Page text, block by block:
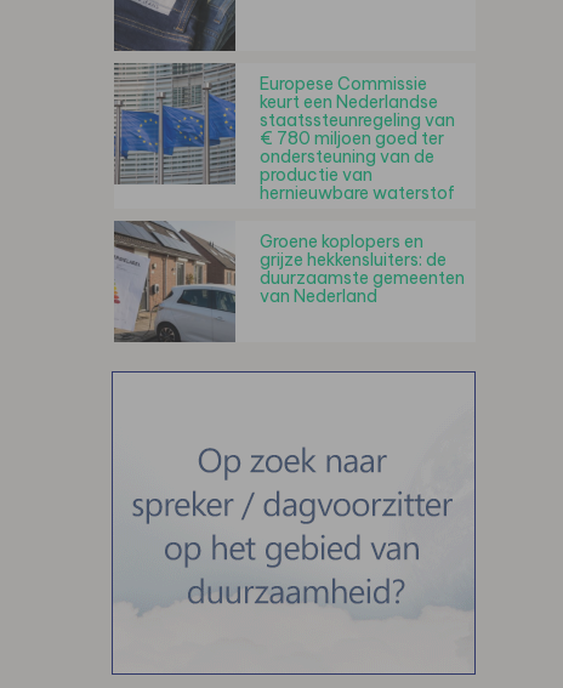
Europese Commissie
keurt een Nederlandse
staatssteunregeling van
€ 780 miljoen goed ter
ondersteuning van de
productie van
hernieuwbare waterstof
Groene koplopers en
grijze hekkensluiters: de
duurzaamste gemeenten
van Nederland